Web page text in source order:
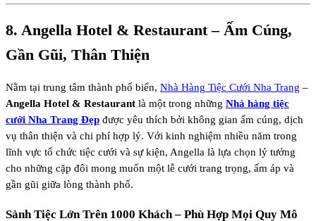
8. Angella Hotel & Restaurant– Ấm Cúng,
Gần Gũi, Thân Thiện
Nằm tại trung tâm thành phố biển, Nhà Hàng Tiệc Cưới Nha Trang –
Angella Hotel & Restaurant là một trong những Nhà hàng tiệc
cưới Nha Trang Đẹp được yêu thích bởi không gian ấm cúng, dịch
vụ thân thiện và chi phí hợp lý. Với kinh nghiệm nhiều năm trong
lĩnh vực tổ chức tiệc cưới và sự kiện, Angella là lựa chọn lý tưởng
cho những cặp đôi mong muốn một lễ cưới trang trọng, ấm áp và
gần gũi giữa lòng thành phố.
Sảnh Tiệc Lớn Trên 1000 Khách – Phù Hợp Mọi Quy Mô